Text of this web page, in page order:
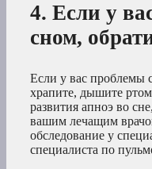
4. Если у
сном,
Если у вас проблемы
храпите, дышите
развития апноэ во
вашим лечащим
обследование у
специалиста по